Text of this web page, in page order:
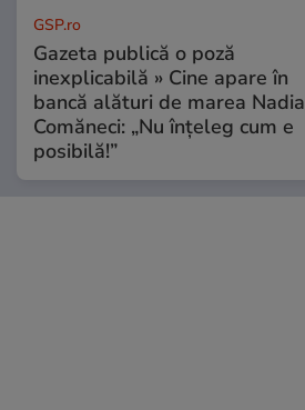
GSP.ro
Gazeta publică o poză
inexplicabilă » Cine apare în
bancă alături de marea Nadia
Comăneci: „Nu înțeleg cum e
posibilă!”